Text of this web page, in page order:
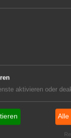
aktivieren oder
Alle